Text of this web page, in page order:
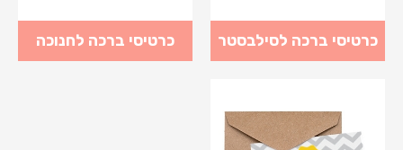
כרטיסי ברכה לסילבסטר כרטיסי ברכה לחנוכה